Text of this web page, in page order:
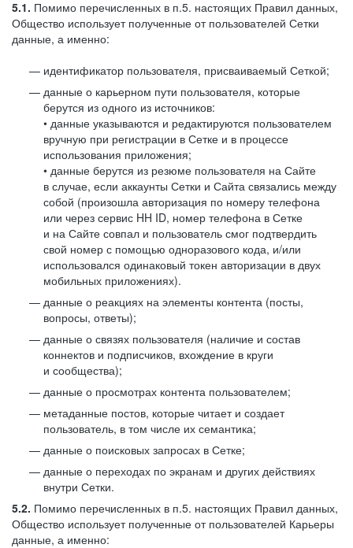
5.1. Помимо перечисленных в п.5. настоящих Правил данных,
Общество использует полученные от пользователей Сетки
данные, а именно:
идентификатор пользователя, присваиваемый Сеткой;
данные о карьерном пути пользователя, которые
берутся из одного из источников:
• данные указываются и редактируются пользователем
вручную при регистрации в Сетке и в процессе
использования приложения;
• данные берутся из резюме пользователя на Сайте
в случае, если аккаунты Сетки и Сайта связались между
собой (произошла авторизация по номеру телефона
или через сервис HH ID, номер телефона в Сетке
и на Сайте совпал и пользователь смог подтвердить
свой номер с помощью одноразового кода, и/или
использовался одинаковый токен авторизации в двух
мобильных приложениях).
данные о реакциях на элементы контента (посты,
вопросы, ответы);
данные о связях пользователя (наличие и состав
коннектов и подписчиков, вхождение в круги
и сообщества);
данные о просмотрах контента пользователем;
метаданные постов, которые читает и создает
пользователь, в том числе их семантика;
данные о поисковых запросах в Сетке;
данные о переходах по экранам и других действиях
внутри Сетки.
5.2. Помимо перечисленных в п.5. настоящих Правил данных,
Общество использует полученные от пользователей Карьеры
данные, а именно: